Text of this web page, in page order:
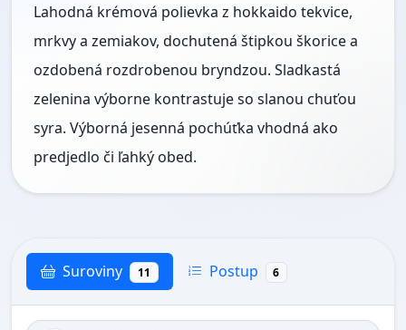
Lahodná krémová polievka z hokkaido tekvice,
mrkvy a zemiakov, dochutená štipkou škorice a
ozdobená rozdrobenou bryndzou. Sladkastá
zelenina výborne kontrastuje so slanou chuťou
syra. Výborná jesenná pochúťka vhodná ako
predjedlo či ľahký obed.
Suroviny 11 Postup 6